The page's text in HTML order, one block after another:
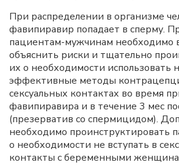
При распределении в организме
фавипиравир попадает в сперму.
пациентам-мужчинам необходимо
объяснить риски и тщательно
их о необходимости использовать
эффективные методы
сексуальных контактах во время
фавипиравира и в течение 3 мес
(презерватив со спермицидом).
необходимо проинструктировать
о необходимости не вступать в
контакты с беременными